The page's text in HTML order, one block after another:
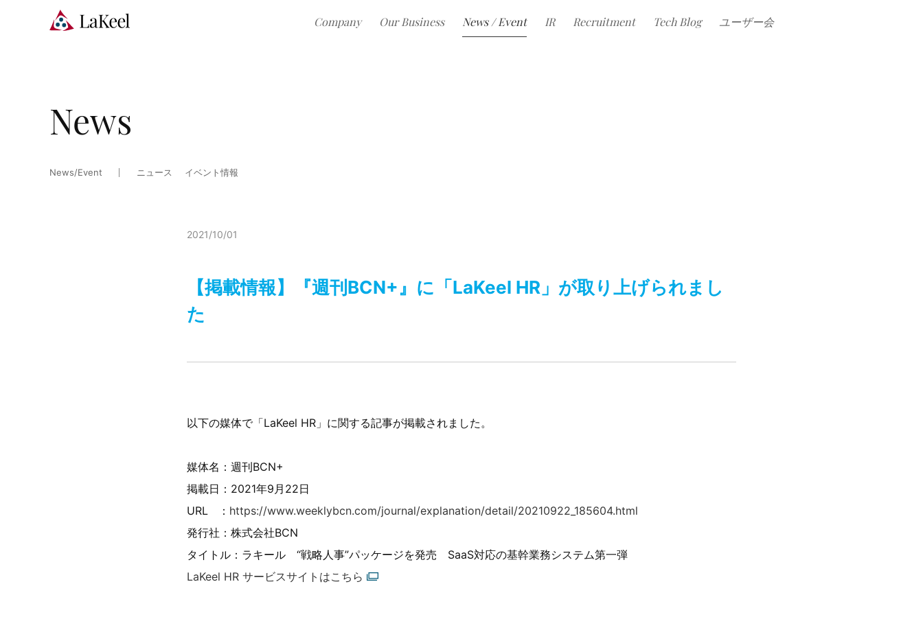
News
News/Event ニュース イベント情報
【掲載情報】『週刊BCN+』に「LaKeel HR」が取り上げられまし
た
2021/10/01
以下の媒体で「LaKeel HR」に関する記事が掲載されました。
媒体名：週刊BCN+
掲載日：2021年9月22日
URL ： https://www.weeklybcn.com/journal/explanation/detail/20210922_185604.html
発行社：株式会社BCN
タイトル：ラキール “戦略人事”パッケージを発売 SaaS対応の基幹業務システム第一弾
LaKeel HR サービスサイトはこちら
Company Our Business News / Event IR Recruitment Tech Blog ユーザー会